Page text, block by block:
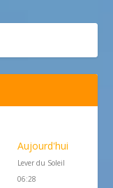
Aujourd'hui
Lever du Soleil
06:28